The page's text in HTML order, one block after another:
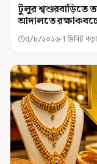
টুলুর শ্বশুরবাড়িতে
আদালতে
৫/৮/২০২৬ 1 মিনিট পড়া